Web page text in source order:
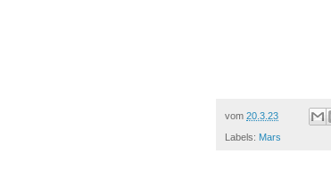
vom 20.3.23
Labels: Mars